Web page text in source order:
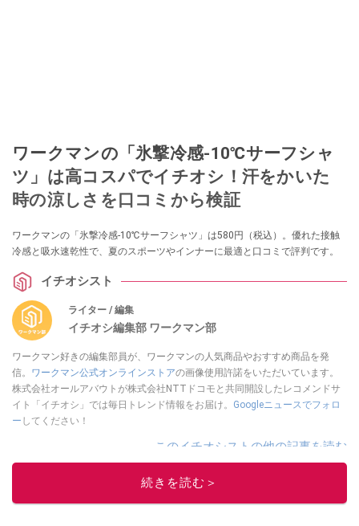
ワークマンの「氷撃冷感-10℃サーフシャ
ツ」は高コスパでイチオシ！汗をかいた
時の涼しさを口コミから検証
ワークマンの「氷撃冷感-10℃サーフシャツ」は580円（税込）。優れた接触
冷感と吸水速乾性で、夏のスポーツやインナーに最適と口コミで評判です。
イチオシスト
ライター / 編集
イチオシ編集部 ワークマン部
ワークマン好きの編集部員が、ワークマンの人気商品やおすすめ商品を発
信。 ワークマン公式オンラインストアの画像使用許諾をいただいています。
株式会社オールアバウトが株式会社NTTドコモと共同開設したレコメンドサ
イト「イチオシ」では毎日トレンド情報をお届け。 Googleニュースでフォロ
ー してください！
このイチオシストの他の記事を読む
続きを読む＞